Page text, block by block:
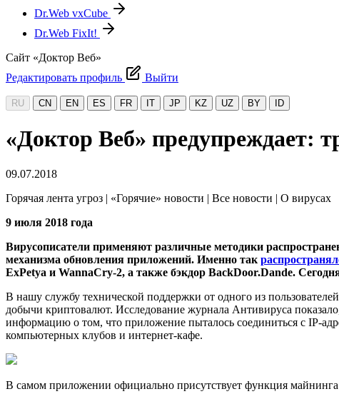
Dr.Web vxCube
Dr.Web FixIt!
Сайт «Доктор Веб»
Редактировать профиль
Выйти
RU CN EN ES FR IT JP KZ UZ BY ID
«Доктор Веб» предупреждает:
09.07.2018
Горячая лента угроз | «Горячие» новости | Все новости | О вирусах
9 июля 2018 года
Вирусописатели применяют различные методики
механизма обновления приложений. Именно так
ExPetya и WannaCry-2, а также бэкдор BackDoor.Dande.
В нашу службу технической поддержки от одного из
добычи криптовалют. Исследование журнала Антивируса
информацию о том, что приложение пыталось соединиться с IP-
компьютерных клубов и интернет-кафе.
В самом приложении официально присутствует функция